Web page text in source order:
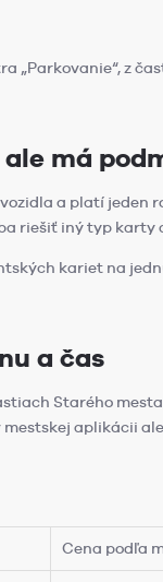
z
má
a platí jeden
riešiť iný typ karty
kariet na
a čas
Starého
aplikácii
Cena podľa